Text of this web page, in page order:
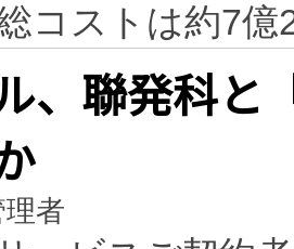
コストは約7
、聯発科と
者